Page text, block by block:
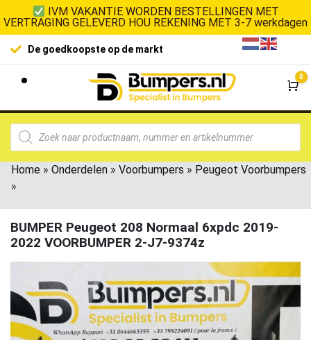
IVM VAKANTIE WORDEN BESTELLINGEN MET
VERTRAGING GELEVERD HOU REKENING MET 3-7 werkdagen
De goedkoopste op de markt
0
Home » Onderdelen » Voorbumpers » Peugeot Voorbumpers
»
BUMPER Peugeot 208 Normaal 6xpdc 2019-
2022 VOORBUMPER 2-J7-9374z